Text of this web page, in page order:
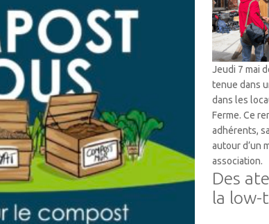
Jeudi 7 mai
tenue dans
dans les
Ferme. Ce
adhérents,
autour d’un
association.
Des
la low-